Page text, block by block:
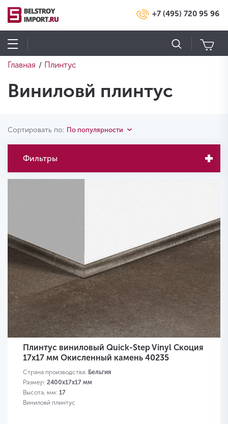
+7 (495) 720 95 96
Главная / Плинтус
Виниловй плинтус
Сортировать по: По популярности
Фильтры
Плинтус виниловый Quick-Step Vinyl Скоция
17х17 мм Окисленный камень 40235
Страна производства: Бельгия
Размер: 2400х17х17 мм
Высота, мм: 17
Виниловй плинтус